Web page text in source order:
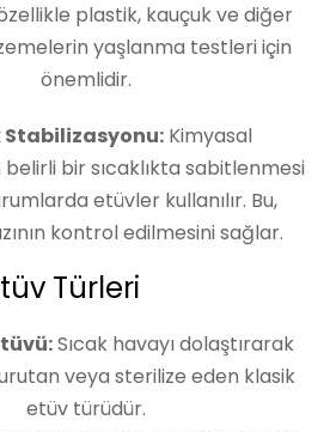
özellikle plastik, kauçuk ve diğer
yaşlanma testleri için
önemlidir.
Stabilizasyonu:Kimyasal
belirli bir sıcaklıkta sabitlenmesi
etüvler kullanılır. Bu,
kontrol edilmesini sağlar.
Türleri
Sıcak havayı dolaştırarak
veya sterilize eden klasik
etüv türüdür.